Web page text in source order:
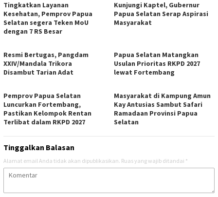
Tingkatkan Layanan
Kesehatan, Pemprov Papua
Selatan segera Teken MoU
dengan 7 RS Besar
Kunjungi Kaptel, Gubernur
Papua Selatan Serap Aspirasi
Masyarakat
Resmi Bertugas, Pangdam
XXIV/Mandala Trikora
Disambut Tarian Adat
Papua Selatan Matangkan
Usulan Prioritas RKPD 2027
lewat Fortembang
Pemprov Papua Selatan
Luncurkan Fortembang,
Pastikan Kelompok Rentan
Terlibat dalam RKPD 2027
Masyarakat di Kampung Amun
Kay Antusias Sambut Safari
Ramadaan Provinsi Papua
Selatan
Tinggalkan Balasan
Alamat email Anda tidak akan dipublikasikan. Ruas yang wajib ditandai *